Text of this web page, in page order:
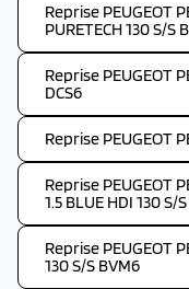
Reprise PEUGEOT
PURETECH 130 S/S
Reprise PEUGEOT
DCS6
Reprise PEUGEOT
Reprise PEUGEOT
1.5 BLUE HDI 130 S/
Reprise PEUGEOT
130 S/S BVM6